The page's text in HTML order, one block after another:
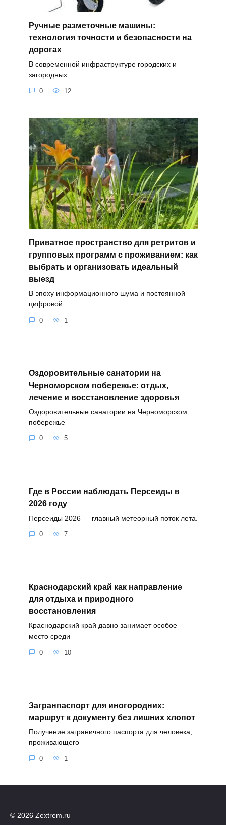
Ручные разметочные машины:
технология точности и безопасности на
дорогах
В современной инфраструктуре городских и
загородных
0 12
Приватное пространство для ретритов и
групповых программ с проживанием: как
выбрать и организовать идеальный
выезд
В эпоху информационного шума и постоянной
цифровой
0 1
Оздоровительные санатории на
Черноморском побережье: отдых,
лечение и восстановление здоровья
Оздоровительные санатории на Черноморском
побережье
0 5
Где в России наблюдать Персеиды в
2026 году
Персеиды 2026 — главный метеорный поток лета.
0 7
Краснодарский край как направление
для отдыха и природного
восстановления
Краснодарский край давно занимает особое
место среди
0 10
Загранпаспорт для иногородних:
маршрут к документу без лишних хлопот
Получение заграничного паспорта для человека,
проживающего
0 1
© 2026 Zextrem.ru